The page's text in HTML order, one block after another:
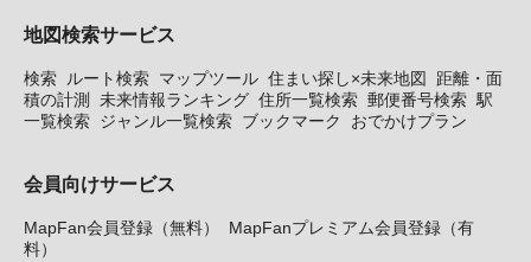
地図検索サービス
検索 ルート検索 マップツール 住まい探し×未来地図
距離・面
積の計測
未来情報ランキング 住所一覧検索 郵便番号検索 駅
一覧検索 ジャンル一覧検索 ブックマーク おでかけプラン
会員向けサービス
MapFan会員登録（無料）
MapFanプレミアム会員登録（有
料）